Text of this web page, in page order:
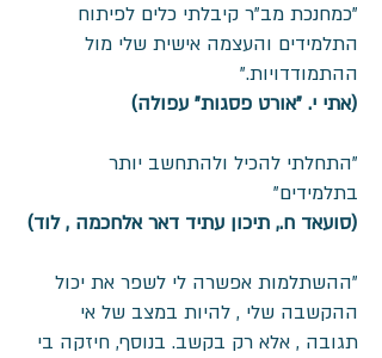
"כמחנכת מב"ר קיבלתי כלים לפיתוח
התלמידים והעצמה אישית שלי מול
ההתמודדויות."
(אתי י. "אורט פסגות" עפולה)
"התחלתי להכיל ולהתחשב יותר
בתלמידים"
(סועאד ח., תיכון עתיד דאר אלחכמה , לוד)
"ההשתלמות אפשרה לי לשפר את יכול
ההקשבה שלי , להיות במצב של אי
תגובה , אלא רק בקשב. בנוסף, חיזקה בי